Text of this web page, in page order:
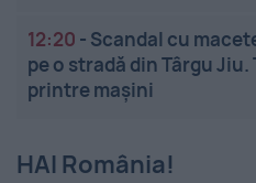
12:20 - Scandal cu
pe o stradă din Târgu
printre mașini
HAI România!